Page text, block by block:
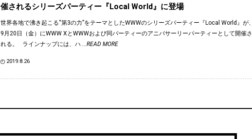
催されるシリーズパーティー『Local World』に登場
世界各地で沸き起こる“第3の力”をテーマとしたWWWのシリーズパーティー『Local World』が、
9月20日（金）にWWW XとWWWおよび同パーティーのアニバサーリーパーティーとして開催さ
れる。 ラインナップには、ハ...READ MORE
2019.8.26